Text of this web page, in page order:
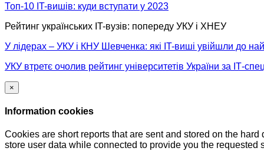
Топ-10 IT-вишів: куди вступати у 2023
Рейтинг українських IT-вузів: попереду УКУ і ХНЕУ
У лідерах – УКУ і КНУ Шевченка: які IT-виші увійшли до
УКУ втретє очолив рейтинг університетів України за ІТ-
×
Information cookies
Cookies are short reports that are sent and stored on the
store user data while connected to provide you the